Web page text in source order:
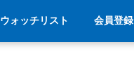
ウォッチリスト 会員登録